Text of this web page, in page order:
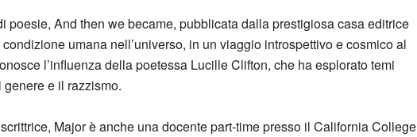
poesie, And then we became, pubblicata dalla prestigiosa casa editrice
umana nell’universo, in un viaggio introspettivo e cosmico al
l’influenza della poetessa Lucille Clifton, che ha esplorato temi
e il razzismo.
Major è anche una docente part-time presso il California College